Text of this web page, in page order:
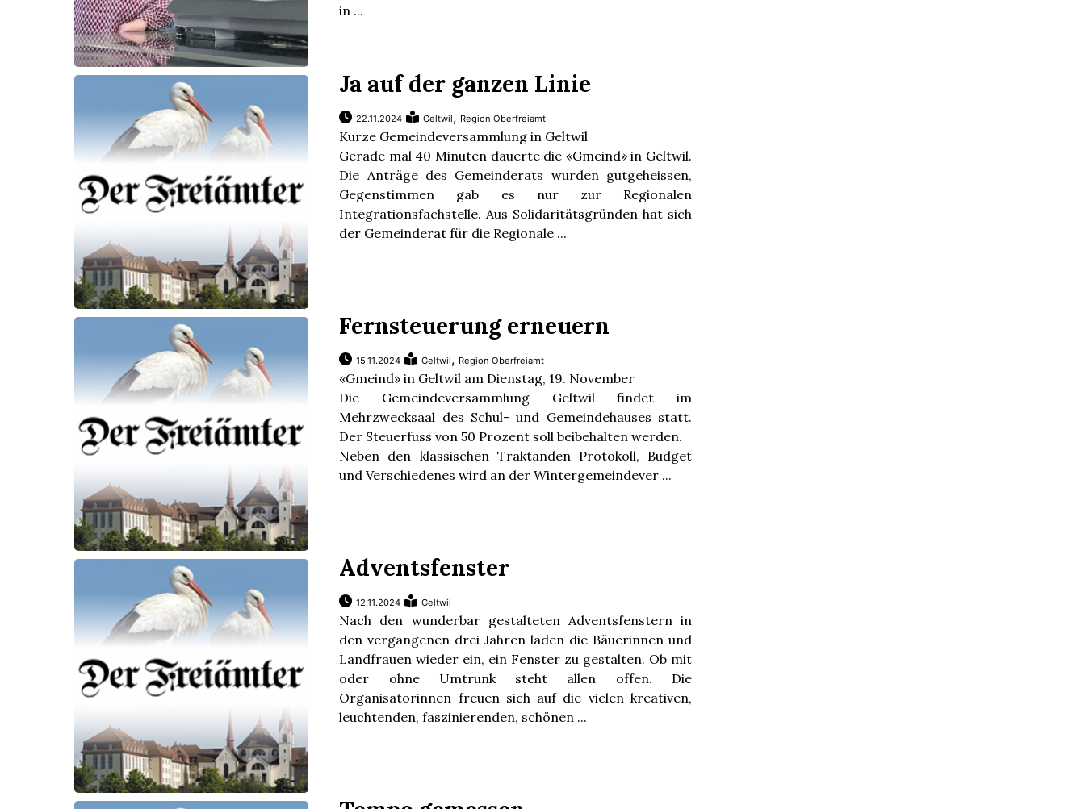
in ...
Ja auf der ganzen Linie
22.11.2024 Geltwil, Region Oberfreiamt
Kurze Gemeindeversammlung in Geltwil
Gerade mal 40 Minuten dauerte die «Gmeind» in Geltwil.
Die Anträge des Gemeinderats wurden gutgeheissen,
Gegenstimmen gab es nur zur Regionalen
Integrationsfachstelle. Aus Solidaritätsgründen hat sich
der Gemeinderat für die Regionale ...
Fernsteuerung erneuern
15.11.2024 Geltwil, Region Oberfreiamt
«Gmeind» in Geltwil am Dienstag, 19. November
Die Gemeindeversammlung Geltwil findet im
Mehrzwecksaal des Schul- und Gemeindehauses statt.
Der Steuerfuss von 50 Prozent soll beibehalten werden.
Neben den klassischen Traktanden Protokoll, Budget
und Verschiedenes wird an der Wintergemeindever ...
Adventsfenster
12.11.2024 Geltwil
Nach den wunderbar gestalteten Adventsfenstern in
den vergangenen drei Jahren laden die Bäuerinnen und
Landfrauen wieder ein, ein Fenster zu gestalten. Ob mit
oder ohne Umtrunk steht allen offen. Die
Organisatorinnen freuen sich auf die vielen kreativen,
leuchtenden, faszinierenden, schönen ...